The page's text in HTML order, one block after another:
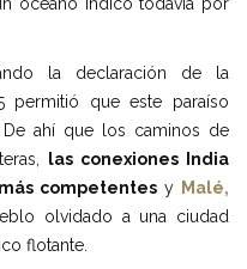
océano Índico todavía por
la declaración de la
permitió que este paraíso
ahí que los caminos de
las conexiones India
competentes y Malé,
olvidado a una ciudad
flotante.